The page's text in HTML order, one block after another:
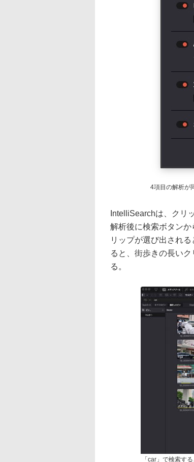
4項目の解析が
IntelliSearchは、クリ
解析後に検索ボタン
リップが選び出され
ると、街歩きの長い
る。
「car」で検索す